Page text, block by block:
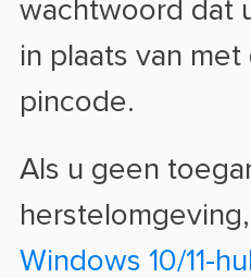
wachtwoord dat
in plaats van
pincode.
Als u geen
Windows 10/11-